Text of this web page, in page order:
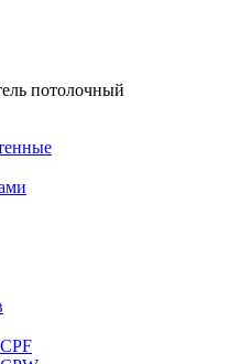
потолочный